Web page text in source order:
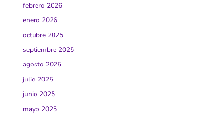
febrero 2026
enero 2026
octubre 2025
septiembre 2025
agosto 2025
julio 2025
junio 2025
mayo 2025